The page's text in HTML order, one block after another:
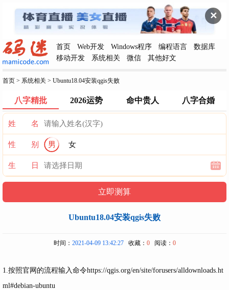
✕
首页 Web开发 Windows程序 编程语言
数据库
移动开发
系统相关 微信 其他好文
首页 > 系统相关 > Ubuntu18.04安装qgis失败
八字精批 2026运势 命中贵人 八字合婚
姓 名
性 别 男 女
生 日
Ubuntu18.04安装qgis失败
时间： 2021-04-09 13:42:27收藏： 0阅读： 0
1.按照官网的流程输入命令https://qgis.org/en/site/forusers/alldownloads.ht
ml#debian-ubuntu